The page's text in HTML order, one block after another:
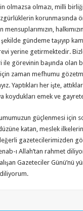
olmazsa olmazı, milli
korunmasında
mensuplarımızın,
gündeme taşıyıp
yerine getirmektedir.
görevinin başında olan
zaman mefhumu
Yaptıkları her işte,
koydukları emek ve
güçlenmesi için
katan, meslek
gazetecilerimizden
ı Allah’tan rahmet
Gazeteciler Günü’nü
diliyorum.